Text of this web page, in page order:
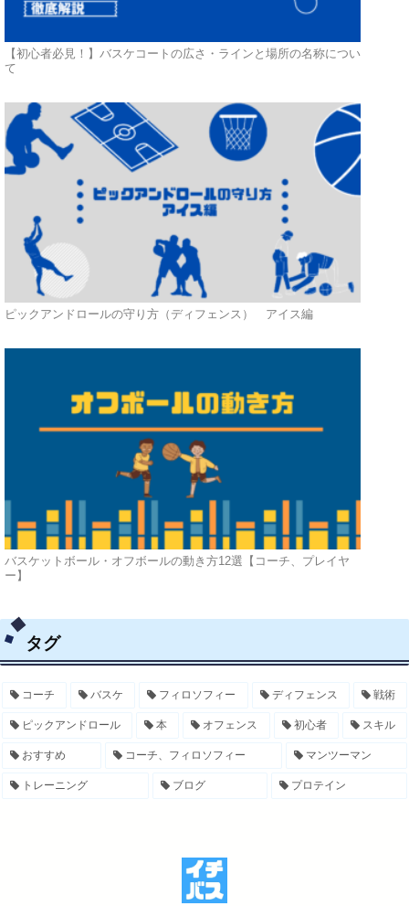
【初心者必見！】バスケコートの広さ・ラインと場所の名称につい
て
ピックアンドロールの守り方（ディフェンス） アイス編
バスケットボール・オフボールの動き方12選【コーチ、プレイヤ
ー】
タグ
コーチ バスケ フィロソフィー ディフェンス 戦術
ピックアンドロール 本 オフェンス 初心者 スキル
おすすめ コーチ、フィロソフィー マンツーマン
トレーニング ブログ プロテイン